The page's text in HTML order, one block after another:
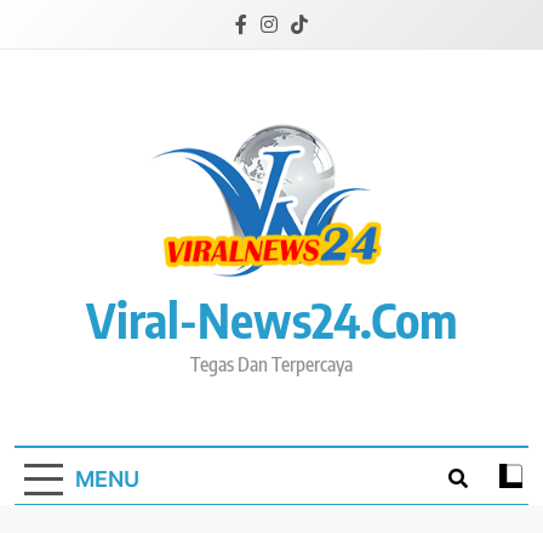
Viral-News24.com
Tegas Dan Terpercaya
MENU